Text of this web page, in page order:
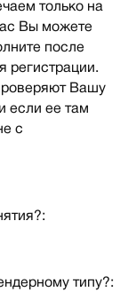
только на
Вы можете
после
регистрации.
Вашу
если ее там
с
типу?: